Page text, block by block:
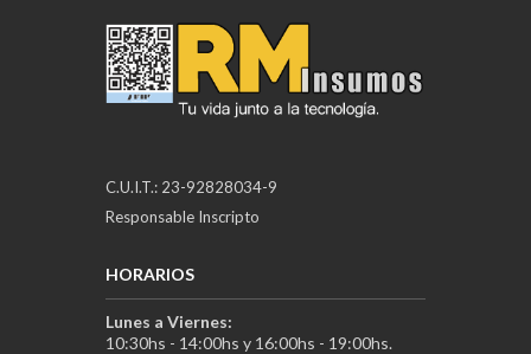
C.U.I.T.: 23-92828034-9
Responsable Inscripto
HORARIOS
Lunes a Viernes:
10:30hs - 14:00hs y 16:00hs - 19:00hs.